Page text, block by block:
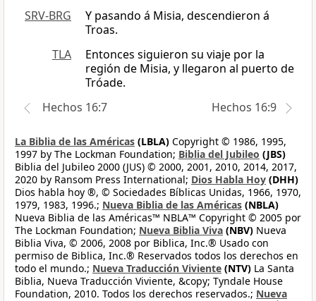
SRV-BRG
Y pasando á Misia, descendieron á
Troas.
TLA
Entonces siguieron su viaje por la
región de Misia, y llegaron al puerto de
Tróade.
Hechos 16:7
Hechos 16:9
La Biblia de las Américas (LBLA) Copyright © 1986, 1995,
1997 by The Lockman Foundation; Biblia del Jubileo (JBS)
Biblia del Jubileo 2000 (JUS) © 2000, 2001, 2010, 2014, 2017,
2020 by Ransom Press International; Dios Habla Hoy (DHH)
Dios habla hoy ®, © Sociedades Bíblicas Unidas, 1966, 1970,
1979, 1983, 1996.; Nueva Biblia de las Américas (NBLA)
Nueva Biblia de las Américas™ NBLA™ Copyright © 2005 por
The Lockman Foundation; Nueva Biblia Viva (NBV) Nueva
Biblia Viva, © 2006, 2008 por Biblica, Inc.® Usado con
permiso de Biblica, Inc.® Reservados todos los derechos en
todo el mundo.; Nueva Traducción Viviente (NTV) La Santa
Biblia, Nueva Traducción Viviente, &copy; Tyndale House
Foundation, 2010. Todos los derechos reservados.; Nueva